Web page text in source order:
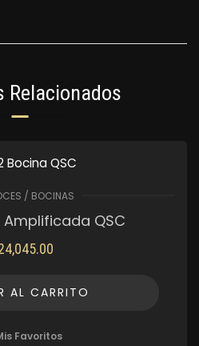
Relacionados
/ BOCINAS
Amplificada QSC
AL CARRITO
Favoritos